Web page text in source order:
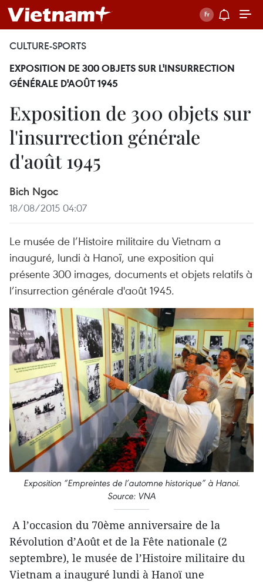
CULTURE-SPORTS
EXPOSITION DE 300 OBJETS SUR L'INSURRECTION
GÉNÉRALE D'AOÛT 1945
Exposition de 300 objets sur
l'insurrection générale
d'août 1945
Bich Ngoc
18/08/2015 04:07
Le musée de l’Histoire militaire du Vietnam a
inauguré, lundi à Hanoï, une exposition qui
présente 300 images, documents et objets relatifs à
l’insurrection générale d'août 1945.
Exposition “Empreintes de l’automne historique” à Hanoi.
Source: VNA
A l’occasion du 70ème anniversaire de la
Révolution d’Août et de la Fête nationale (2
septembre), le musée de l’Histoire militaire du
Vietnam a inauguré lundi à Hanoï une